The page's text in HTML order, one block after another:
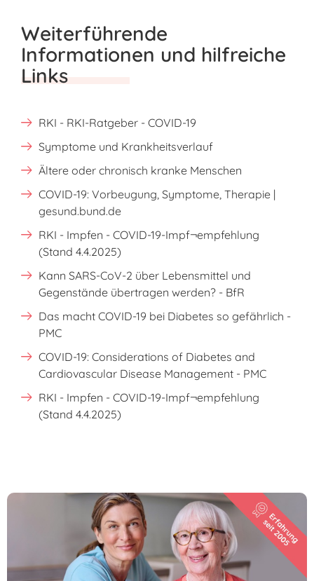
Weiterführende
Informationen und hilfreiche
Links
RKI - RKI-Ratgeber - COVID-19
Symptome und Krankheitsverlauf
Ältere oder chronisch kranke Menschen
COVID-19: Vorbeugung, Symptome, Therapie |
gesund.bund.de
RKI - Impfen - COVID-19-Impf¬empfehlung
(Stand 4.4.2025)
Kann SARS-CoV-2 über Lebensmittel und
Gegenstände übertragen werden? - BfR
Das macht COVID-19 bei Diabetes so gefährlich -
PMC
COVID-19: Considerations of Diabetes and
Cardiovascular Disease Management - PMC
RKI - Impfen - COVID-19-Impf¬empfehlung
(Stand 4.4.2025)